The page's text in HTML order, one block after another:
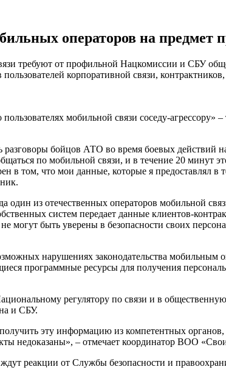
операторов на предмет
требуют от профильной Нацкомиссии и СБУ
корпоративной связи,
мобильной связи соседу-
бойцов АТО во время боевых действий
по мобильной связи, и в течение 20 минут
в том, что мои данные, которые я предоставлял в
один из отечественных операторов мобильной
систем передает данные клиентов-
могут быть уверены в безопасности своих
нарушениях законодательства
программные ресурсы для получения
регулятору по связи и в
и СБУ.
эту информацию из компетентных
недоказаны», – отмечает координатор ВОО
реакции от Службы безопасности и